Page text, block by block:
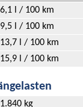
6,1 l / 100 km
9,5 l / 100 km
13,7 l / 100 km
15,9 l / 100 km
1.840 kg